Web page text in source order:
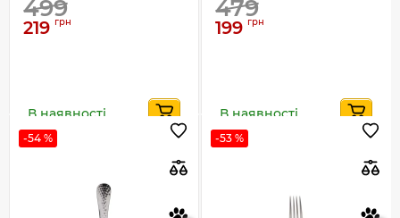
499
219 грн
В наявності
479
199 грн
В наявності
-54 % -53 %